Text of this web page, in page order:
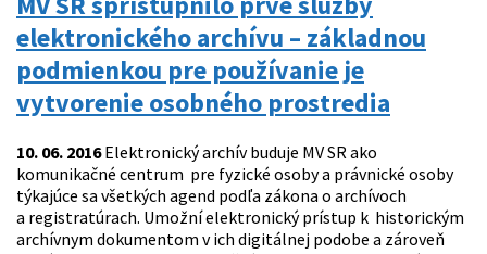
elektronického archívu – základnou
podmienkou pre používanie je
vytvorenie osobného prostredia
10. 06. 2016Elektronický archív buduje MV SR ako
komunikačné centrum pre fyzické osoby a právnické osoby
týkajúce sa všetkých agend podľa zákona o archívoch
a registratúrach. Umožní elektronický prístup k historickým
archívnym dokumentom v ich digitálnej podobe a zároveň